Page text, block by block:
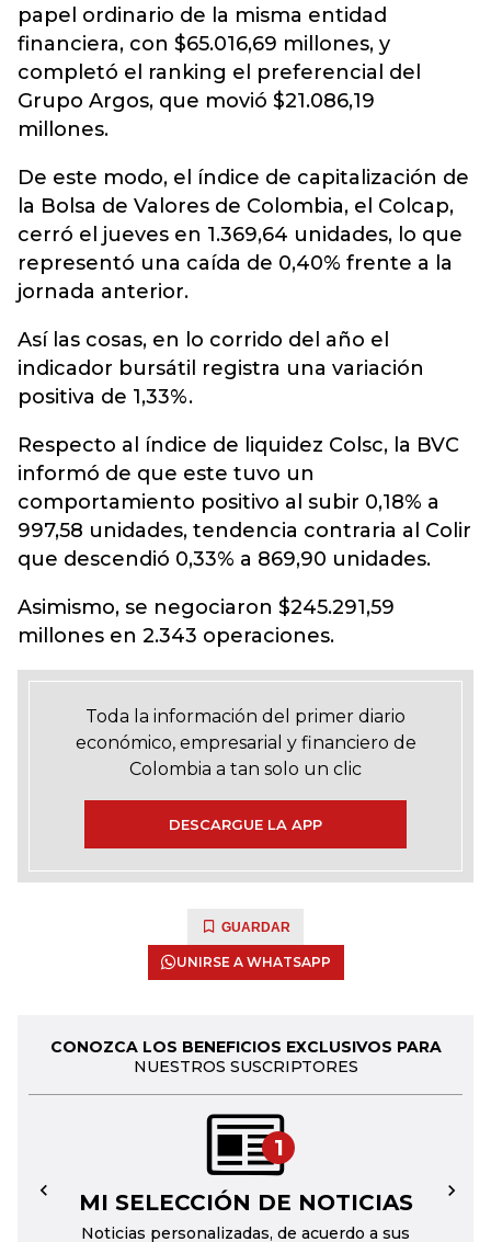
papel ordinario de la misma entidad
financiera, con $65.016,69 millones, y
completó el ranking el preferencial del
Grupo Argos, que movió $21.086,19
millones.
De este modo, el índice de capitalización de
la Bolsa de Valores de Colombia, el Colcap,
cerró el jueves en 1.369,64 unidades, lo que
representó una caída de 0,40% frente a la
jornada anterior.
Así las cosas, en lo corrido del año el
indicador bursátil registra una variación
positiva de 1,33%.
Respecto al índice de liquidez Colsc, la BVC
informó de que este tuvo un
comportamiento positivo al subir 0,18% a
997,58 unidades, tendencia contraria al Colir
que descendió 0,33% a 869,90 unidades.
Asimismo, se negociaron $245.291,59
millones en 2.343 operaciones.
Toda la información del primer diario
económico, empresarial y financiero de
Colombia a tan solo un clic
DESCARGUE LA APP
GUARDAR
UNIRSE A WHATSAPP
CONOZCA LOS BENEFICIOS EXCLUSIVOS PARA
NUESTROS SUSCRIPTORES
1
MI SELECCIÓN DE NOTICIAS
Noticias personalizadas, de acuerdo a sus
← →